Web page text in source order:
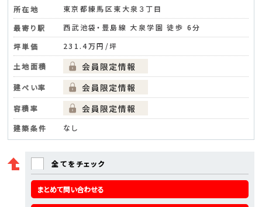
所在地
東京都練馬区東大泉３丁目
最寄り駅
西武池袋・豊島線 大泉学園 徒歩 6分
坪単価
231.4万円/坪
土地面積
建ぺい率
容積率
建築条件
なし
全てをチェック
まとめて問い合わせる